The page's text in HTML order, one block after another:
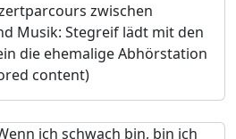
zwischen
Musik: Stegreif lädt mit den
die ehemalige Abhörstation
content)